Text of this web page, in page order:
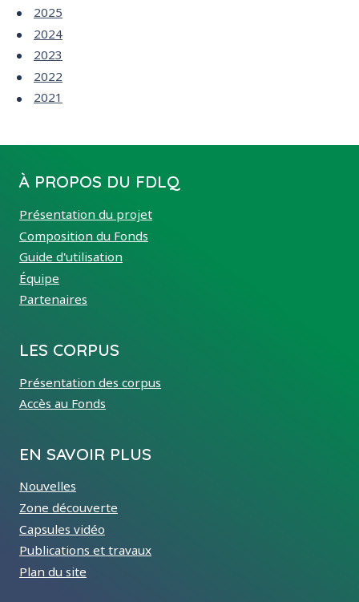
2025
2024
2023
2022
2021
À PROPOS DU FDLQ
Présentation du projet
Composition du Fonds
Guide d'utilisation
Équipe
Partenaires
LES CORPUS
Présentation des corpus
Accès au Fonds
EN SAVOIR PLUS
Nouvelles
Zone découverte
Capsules vidéo
Publications et travaux
Plan du site